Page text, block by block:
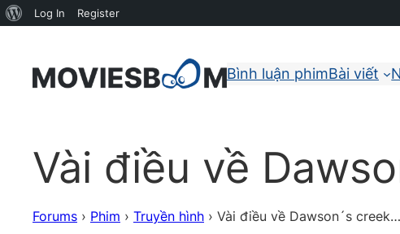
Bình luận phimBài viết
Vài điều về
Forums › Phim › Truyền hình › Vài điều về Dawson´s creek…
About
Log In Register